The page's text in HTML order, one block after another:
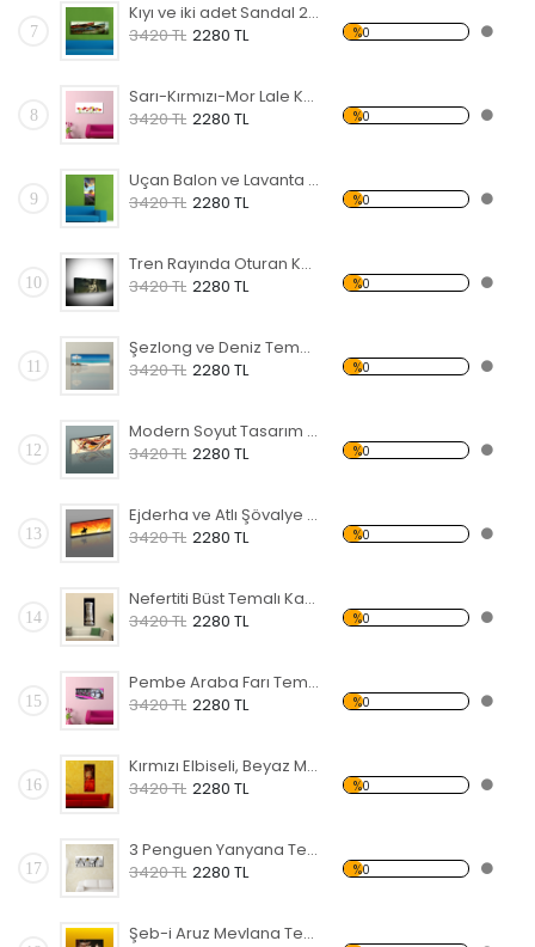
7
Kıyı ve iki adet Sandal 2 Temalı Kanvas Tablo
3420 TL 2280 TL %0
8
Sarı-Kırmızı-Mor Lale Kanvas Tablo
3420 TL 2280 TL %0
9
Uçan Balon ve Lavanta Tarlaları Kanvas Tablo
3420 TL 2280 TL %0
10
Tren Rayında Oturan Kadın Temalı Kanvas Tablo
3420 TL 2280 TL %0
11
Şezlong ve Deniz Temalı Kanvas Tablo
3420 TL 2280 TL %0
12
Modern Soyut Tasarım 22 Kanvas Tablo
3420 TL 2280 TL %0
13
Ejderha ve Atlı Şövalye Temalı Kanvas Tablo
3420 TL 2280 TL %0
14
Nefertiti Büst Temalı Kanvas Tablo
3420 TL 2280 TL %0
15
Pembe Araba Farı Temalı Kanvas Tablo
3420 TL 2280 TL %0
16
Kırmızı Elbiseli, Beyaz Maskeli Kadın Temalı Kanvas Tablo
3420 TL 2280 TL %0
17
3 Penguen Yanyana Temalı Kanvas Tablo
3420 TL 2280 TL %0
Şeb-i Aruz Mevlana Temalı Kanvas Tablo